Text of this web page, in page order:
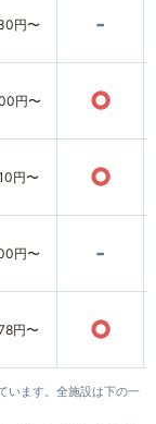
円〜 -
円〜 ○
円〜 ○
円〜 -
円〜 ○
います。全施設は下の一